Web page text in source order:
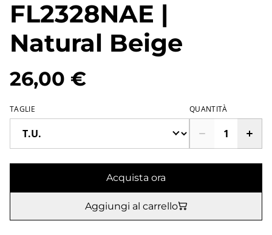
FL2328NAE |
Natural Beige
26,00 €
TAGLIE QUANTITÀ
Acquista ora
Aggiungi al carrello